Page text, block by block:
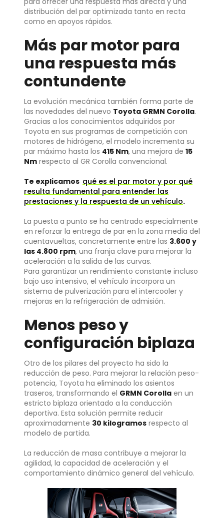
distribución del par optimizada tanto en recta
como en apoyos rápidos.
Más par motor para
una respuesta más
contundente
La evolución mecánica también forma parte de
las novedades del nuevo Toyota GRMN Corolla.
Gracias a los conocimientos adquiridos por
Toyota en sus programas de competición con
motores de hidrógeno, el modelo incrementa su
par máximo hasta los 415 Nm, una mejora de 15
Nm respecto al GR Corolla convencional.
Te explicamos qué es el par motor y por qué
resulta fundamental para entender las
prestaciones y la respuesta de un vehículo.
La puesta a punto se ha centrado especialmente
en reforzar la entrega de par en la zona media del
cuentavueltas, concretamente entre las 3.600 y
las 4.800 rpm, una franja clave para mejorar la
aceleración a la salida de las curvas.
Para garantizar un rendimiento constante incluso
bajo uso intensivo, el vehículo incorpora un
sistema de pulverización para el intercooler y
mejoras en la refrigeración de admisión.
Menos peso y
configuración biplaza
Otro de los pilares del proyecto ha sido la
reducción de peso. Para mejorar la relación peso-
potencia, Toyota ha eliminado los asientos
traseros, transformando el GRMN Corolla en un
estricto biplaza orientado a la conducción
deportiva. Esta solución permite reducir
aproximadamente 30 kilogramos respecto al
modelo de partida.
La reducción de masa contribuye a mejorar la
agilidad, la capacidad de aceleración y el
comportamiento dinámico general del vehículo.